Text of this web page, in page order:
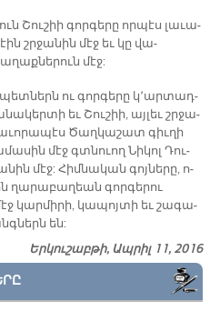
Շու­շիի գոր­գե­րը որ­պէս լա­ւա­
շրջա­նին մէջ եւ կը վա­
մէջ:
ու գոր­գե­րը կ՚ար­տադ­
եւ Շու­շիի, այ­լեւ շրջա­
Ծաղ­կա­շատ գիւ­ղի
մէջ գտնուող Նի­կոլ Դու­
մէջ: Հիմ­նա­կան գոյ­նե­րը, ո­
ղա­րա­բա­ղեան գոր­գե­րու
կար­մի­րի, կա­պոյ­տի եւ շա­գա­
են:
Երկուշաբթի, Ապրիլ 11, 2016